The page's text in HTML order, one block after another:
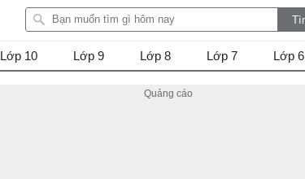
Lớp 10 Lớp 9 Lớp 8 Lớp 7 Lớp 6